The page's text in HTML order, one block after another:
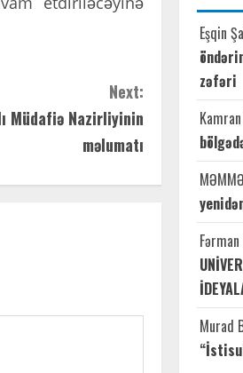
Next:
Müdafiə Nazirliyinin
məlumatı
Eşqin
zəfəri
Murad